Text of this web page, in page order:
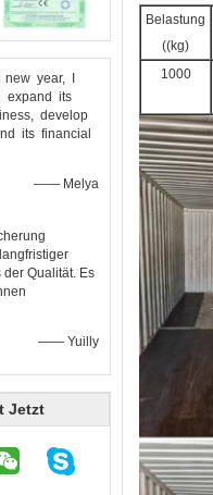
year, I
expand its
develop
its financial
—— Melya
Qualität. Es
—— Yuilly
Jetzt
Belastung
((kg)
1000